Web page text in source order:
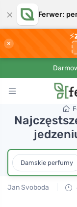
× Ferwer:
×
⚡
Damskie perfumy
Jan Svoboda